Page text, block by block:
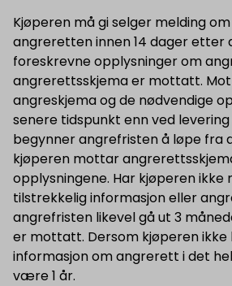
Kjøperen må gi selger melding
angreretten innen 14 dager etter
foreskrevne opplysninger om
angrerettsskjema er mottatt.
angreskjema og de nødvendige
senere tidspunkt enn ved
begynner angrefristen å løpe fra
kjøperen mottar
opplysningene. Har kjøperen
tilstrekkelig informasjon eller
angrefristen likevel gå ut 3
er mottatt. Dersom kjøperen
informasjon om angrerett i det
være 1 år.